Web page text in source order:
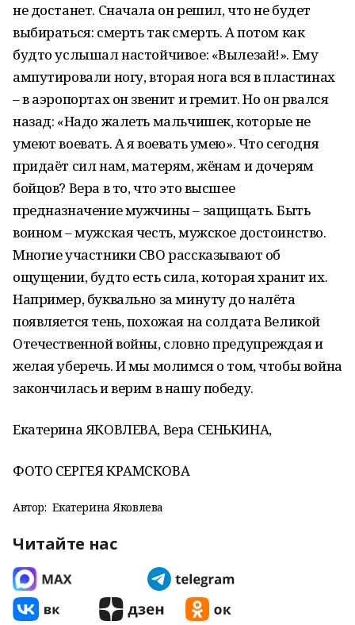
не достанет. Сначала он решил, что не будет
выбираться: смерть так смерть. А потом как
будто услышал настойчивое: «Вылезай!». Ему
ампутировали ногу, вторая нога вся в пластинах
– в аэропортах он звенит и гремит. Но он рвался
назад: «Надо жалеть мальчишек, которые не
умеют воевать. А я воевать умею». Что сегодня
придаёт сил нам, матерям, жёнам и дочерям
бойцов? Вера в то, что это высшее
предназначение мужчины – защищать. Быть
воином – мужская честь, мужское достоинство.
Многие участники СВО рассказывают об
ощущении, будто есть сила, которая хранит их.
Например, буквально за минуту до налёта
появляется тень, похожая на солдата Великой
Отечественной войны, словно предупреждая и
желая уберечь. И мы молимся о том, чтобы война
закончилась и верим в нашу победу.
Екатерина ЯКОВЛЕВА, Вера СЕНЬКИНА,
ФОТО СЕРГЕЯ КРАМСКОВА
Автор: Екатерина Яковлева
Читайте нас